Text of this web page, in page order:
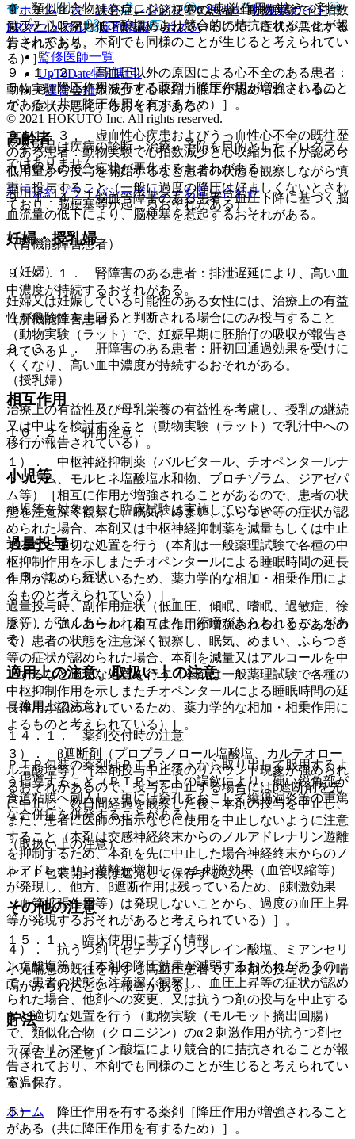
で、類似化合物（クロニジン）のα２刺激作用が抗うつ剤セ
チプチリンマレイン酸塩により競合的に拮抗されることが報
告されており、本剤でも同様のことが生じると考えられてい
る）］。
５）． 降圧作用を有する薬剤［降圧作用が増強されること
がある（共に降圧作用を有するため）］。
高齢者
低用量から投与を開始するなど患者の状態を観察しながら慎
重に投与すること（一般に過度の降圧は好ましくないとされ
ており、脳梗塞等が起こるおそれがある）。
妊婦・授乳婦
（妊婦）
妊婦又は妊娠している可能性のある女性には、治療上の有益
性が危険性を上回ると判断される場合にのみ投与すること
（動物実験（ラット）で、妊娠早期に胚胎仔の吸収が報告さ
れている）。
（授乳婦）
治療上の有益性及び母乳栄養の有益性を考慮し、授乳の継続
又は中止を検討すること（動物実験（ラット）で乳汁中への
移行が報告されている）。
小児等
小児等を対象とした臨床試験は実施していない。
過量投与
１３．１． 症状
過量投与時、副作用症状（低血圧、傾眠、嗜眠、過敏症、徐
脈等）が強くあらわれる（また、縮瞳があらわれることがあ
る）。
適用上の注意、取扱い上の注意
（適用上の注意）
１４．１． 薬剤交付時の注意
ＰＴＰ包装の薬剤はＰＴＰシートから取り出して服用するよ
う指導すること（ＰＴＰシートの誤飲により、硬い鋭角部が
食道粘膜へ刺入し、更には穿孔をおこして縦隔洞炎等の重篤
な合併症を併発することがある）。
（取扱い上の注意）
ＰＴＰ包装開封後は遮光して保存すること。
その他の注意
１５．１． 臨床使用に基づく情報
小児喘息の既往を有する高血圧患者で、本剤の投与により喘
鳴がみられたという報告がある。
貯法
（保管上の注意）
室温保存。
ホーム
９．１．１． 狭心症、心筋梗塞の患者：動物実験で心拍数
減少と心収縮力低下が認められているので、症状が悪化する
おそれがある。
９．１．２． 高血圧以外の原因による心不全のある患者：
動物実験で心拍数減少と心収縮力低下が認められているの
で、症状が悪化するおそれがある。
９．１．３． 虚血性心疾患およびうっ血性心不全の既往歴
のある患者：動物実験で心拍数減少と心収縮力低下が認めら
れているので、症状が悪化するおそれがある。
９．１．４． 脳血管障害のある患者：血圧下降に基づく脳
血流量の低下により、脳梗塞を惹起するおそれがある。
（腎機能障害患者）
９．２．１． 腎障害のある患者：排泄遅延により、高い血
中濃度が持続するおそれがある。
（肝機能障害患者）
９．３．１． 肝障害のある患者：肝初回通過効果を受けに
くくなり、高い血中濃度が持続するおそれがある。
相互作用
１０．２． 併用注意：
１）． 中枢神経抑制薬（バルビタール、チオペンタールナ
トリウム、モルヒネ塩酸塩水和物、ブロチゾラム、ジアゼパ
ム等）［相互に作用が増強されることがあるので、患者の状
態を注意深く観察し、眠気、めまい、ふらつき等の症状が認
められた場合、本剤又は中枢神経抑制薬を減量もしくは中止
するなど適切な処置を行う（本剤は一般薬理試験で各種の中
枢抑制作用を示しまたチオペンタールによる睡眠時間の延長
作用が認められているため、薬力学的な相加・相乗作用によ
るものと考えられている）］。
２）． アルコール［相互に作用が増強されることがあるの
で、患者の状態を注意深く観察し、眠気、めまい、ふらつき
等の症状が認められた場合、本剤を減量又はアルコールを中
止するなど適切な処置を行う（本剤は一般薬理試験で各種の
中枢抑制作用を示しまたチオペンタールによる睡眠時間の延
長作用が認められているため、薬力学的な相加・相乗作用に
よるものと考えられている）］。
３）． β遮断剤（プロプラノロール塩酸塩、カルテオロー
ル塩酸塩等）［本剤投与中止後のリバウンド現象が強められ
るおそれがあるので、投与を中止する場合にはβ遮断剤を先
に中止し、数日間経過を観察した後、本剤の投与を中止し、
また、患者に医師の指示なしに使用を中止しないように注意
すること（本剤は交感神経終末からのノルアドレナリン遊離
を抑制するため、本剤を先に中止した場合神経終末からのノ
ルアドレナリン遊離が増加し、α１刺激効果（血管収縮等）
が発現し、他方、β遮断作用は残っているため、β刺激効果
（血管拡張作用等）は発現しないことから、過度の血圧上昇
等が発現するおそれがあると考えられている）］。
４）． 抗うつ剤（セチプチリンマレイン酸塩、ミアンセリ
ン塩酸塩等）［本剤の降圧効果が減弱するおそれがあるの
で、患者の状態を注意深く観察し、血圧上昇等の症状が認め
られた場合、他剤への変更、又は抗うつ剤の投与を中止する
など適切な処置を行う（動物実験（モルモット摘出回腸）
で、類似化合物（クロニジン）のα２刺激作用が抗うつ剤セ
チプチリンマレイン酸塩により競合的に拮抗されることが報
告されており、本剤でも同様のことが生じると考えられてい
る）］。
５）． 降圧作用を有する薬剤［降圧作用が増強されること
がある（共に降圧作用を有するため）］。
ホーム
表・計算 レジメン CTCAE
抗菌薬ガイド
ERマニュアル
薬剤情報 ポスト
監修医師一覧
UpToDate特別割引
運営会社
© 2021 HOKUTO Inc. All rights reserved.
※本製品は疾病の診断・治療・予防を目的としたプログラム
ではありません。
利用規約プライバシーポリシーお問い合わせ